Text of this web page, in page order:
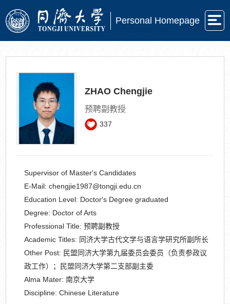
Personal Homepage
ZHAO Chengjie
预聘副教授
337
Supervisor of Master's Candidates
E-Mail:chengjie1987@tongji.edu.cn
Education Level: Doctor′s Degree graduated
Degree: Doctor of Arts
Professional Title:预聘副教授
Academic Titles: 同济大学古代文学与语言学研究所副所长
Other Post: 民盟同济大学第九届委员会委员（负责参政议
政工作）；民盟同济大学第二支部副主委
Alma Mater:南京大学
Discipline: Chinese Literature